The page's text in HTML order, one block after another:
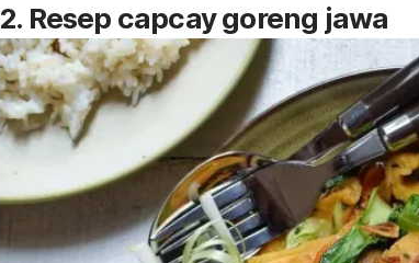
2. Resep capcay goreng jawa